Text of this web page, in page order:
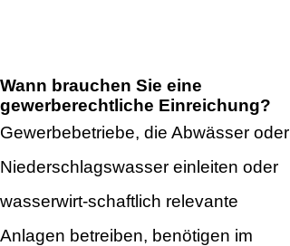
Wann brauchen Sie eine
gewerberechtliche Einreichung?
Gewerbebetriebe, die Abwässer oder
Niederschlagswasser einleiten oder
wasserwirt-schaftlich relevante
Anlagen betreiben, benötigen im